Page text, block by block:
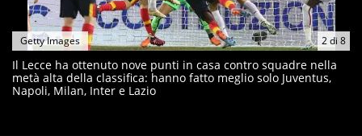
2di 8
Getty Images
Il Lecce ha ottenuto nove punti in casa contro squadre nella
metà alta della classifica: hanno fatto meglio solo Juventus,
Napoli, Milan, Inter e Lazio